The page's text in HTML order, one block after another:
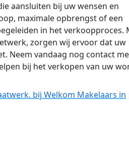
aansluiten bij uw wensen en
maximale opbrengst of een
in het verkoopproces.
zorgen wij ervoor dat uw
Neem vandaag nog contact
bij het verkopen van uw
bij Welkom Makelaars in